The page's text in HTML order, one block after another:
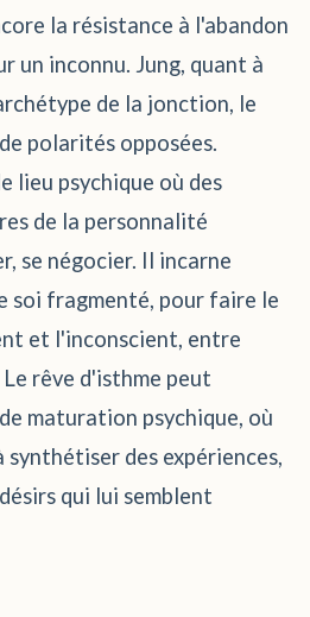
la résistance à l'abandon
un inconnu. Jung, quant à
de la jonction, le
polarités opposées.
lieu psychique où des
de la personnalité
se négocier. Il incarne
soi fragmenté, pour faire le
et l'inconscient, entre
rêve d'isthme peut
maturation psychique, où
synthétiser des expériences,
qui lui semblent